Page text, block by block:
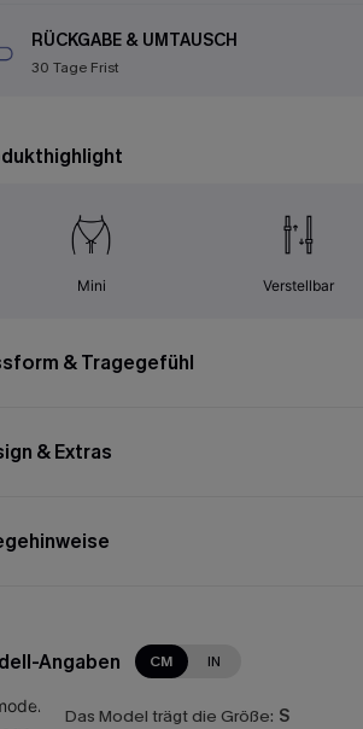
RÜCKGABE & UMTAUSCH
30 Tage Frist
Mini Verstellbar
& Tragegefühl
& Extras
Angaben CM IN
Das Model trägt die Größe: S